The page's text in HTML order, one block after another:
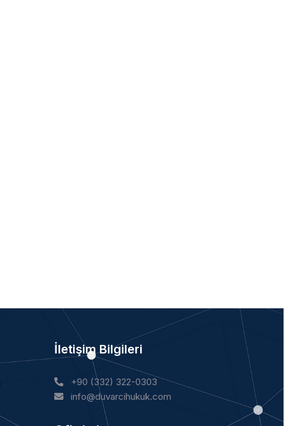
İletişim Bilgileri
+90 (332) 322-0303
info@duvarcihukuk.com